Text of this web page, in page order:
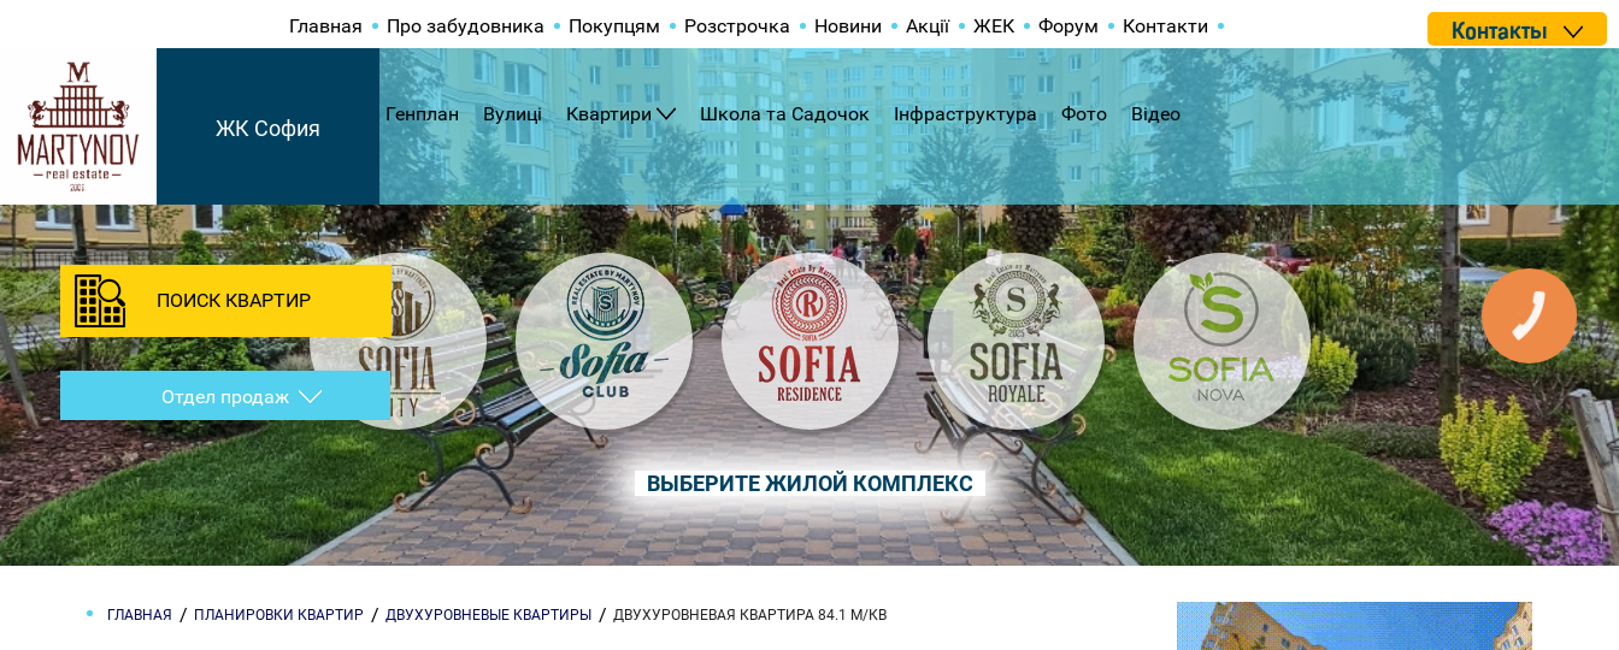
ВЫБЕРИТЕ ЖИЛОЙ КОМПЛЕКС
Главная Про забудовника Покупцям Розстрочка Новини Акції ЖЕК Форум Контакти Контакты
ЖК София
Генплан Вулиці Квартири Школа та Садочок Інфраструктура Фото Відео
ПОИСК КВАРТИР
Отдел продаж
ГЛАВНАЯ ПЛАНИРОВКИ КВАРТИР ДВУХУРОВНЕВЫЕ КВАРТИРЫ ДВУХУРОВНЕВАЯ КВАРТИРА 84.1 М/КВ